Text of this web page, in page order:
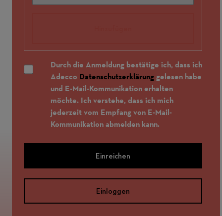
Durch die Anmeldung bestätige ich, dass ich
Adecco Datenschutzerklärung gelesen habe
und E-Mail-Kommunikation erhalten
möchte. Ich verstehe, dass ich mich
jederzeit vom Empfang von E-Mail-
Kommunikation abmelden kann.
Einreichen
Einloggen